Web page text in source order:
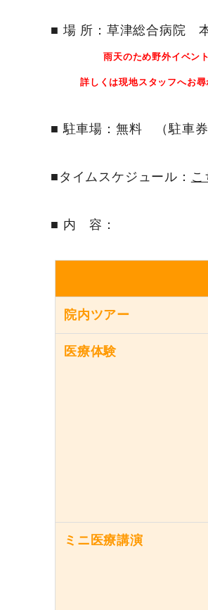
■ 場 所：草津総合病院
雨天のため野外イベン
詳しくは現地スタッフへお尋
■ 駐車場：無料 （駐車券
■タイムスケジュール： こ
■ 内
院内ツアー
医療体験
ミニ医療講演